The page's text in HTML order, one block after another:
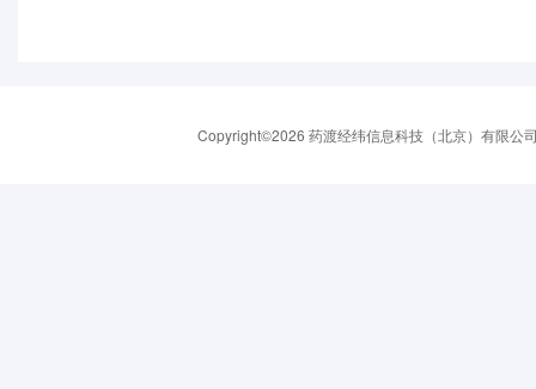
Copyright©2026 药渡经纬信息科技（北京）有限公